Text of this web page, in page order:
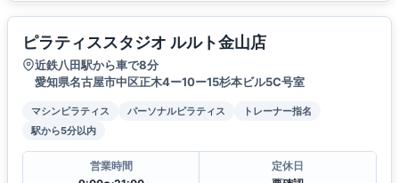
ピラティススタジオ ルルト金山店
近鉄八田駅から車で8分
愛知県名古屋市中区正木4ー10ー15杉本ビル5C号室
マシンピラティス パーソナルピラティス
トレーナー指名
駅から5分以内
営業時間
定休日